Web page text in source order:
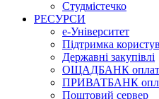
Студмістечко
РЕСУРСИ
е-Університет
Підтримка
Державні закупівлі
ОЩАДБАНК
ПРИВАТБАНК
Поштовий сервер